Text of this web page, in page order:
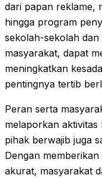
dari papan reklame,
hingga program
sekolah-sekolah
masyarakat, dapat
meningkatkan
pentingnya tertib
Peran serta
melaporkan aktivitas
pihak berwajib juga
Dengan
akurat, masyarakat